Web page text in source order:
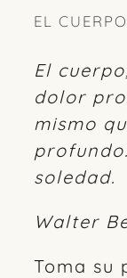
EL
El
dolor
mismo
soledad.
Walter
Toma su